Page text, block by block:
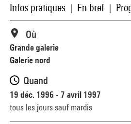
Infos pratiques En bref
Où
Grande galerie
Galerie nord
Quand
19 déc. 1996 - 7 avril 1997
tous les jours sauf mardis